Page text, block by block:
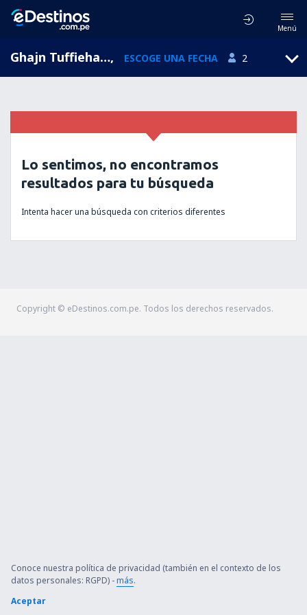
Menú
Ghajn Tuffieha, Isla de Malta, Malta, ESCOGE UNA FECHA 2
Lo sentimos, no encontramos
resultados para tu búsqueda
Intenta hacer una búsqueda con criterios diferentes
Copyright © eDestinos.com.pe. Todos los derechos reservados.
Conoce nuestra política de privacidad (también en el contexto de los
datos personales: RGPD) -más.
Aceptar